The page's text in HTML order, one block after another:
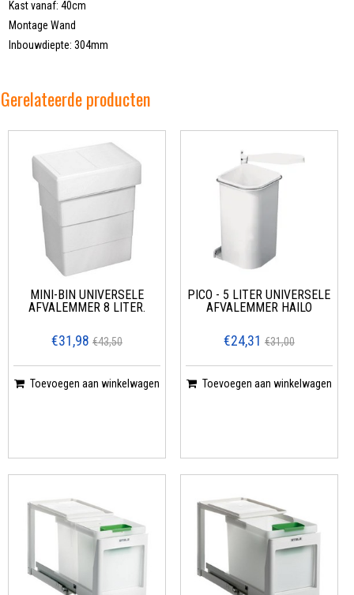
Kast vanaf: 40cm
Montage Wand
Inbouwdiepte: 304mm
Gerelateerde producten
MINI-BIN UNIVERSELE
AFVALEMMER 8 LITER.
€31,98 €43,50
Toevoegen aan winkelwagen
PICO - 5 LITER UNIVERSELE
AFVALEMMER HAILO
€24,31 €31,00
Toevoegen aan winkelwagen